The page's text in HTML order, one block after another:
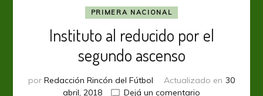
PRIMERA NACIONAL
Instituto al reducido por el
segundo ascenso
por Redacción Rincón del Fútbol Actualizado en 30
abril, 2018
Dejá un comentario